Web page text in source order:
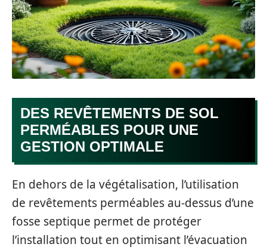
DES REVÊTEMENTS DE SOL
PERMÉABLES POUR UNE
GESTION OPTIMALE
En dehors de la végétalisation, l’utilisation
de revêtements perméables au-dessus d’une
fosse septique permet de protéger
l’installation tout en optimisant l’évacuation